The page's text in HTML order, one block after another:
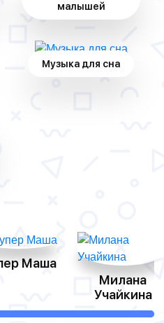
малышей
Музыка для сна
Маша
Милана
Учайкина